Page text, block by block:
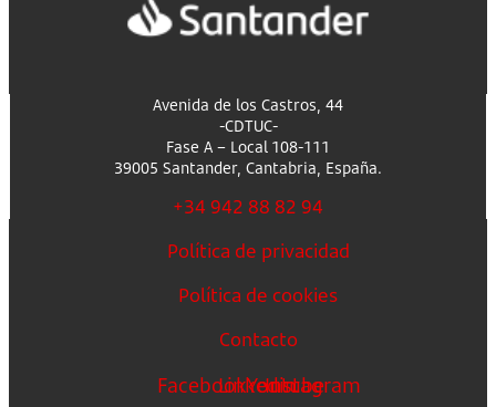
Avenida de los Castros, 44
-CDTUC-
Fase A – Local 108-111
39005 Santander, Cantabria, España.
+34 942 88 82 94
Política de privacidad
Política de cookies
Contacto
FacebookLinkedin
Youtube
Instagram